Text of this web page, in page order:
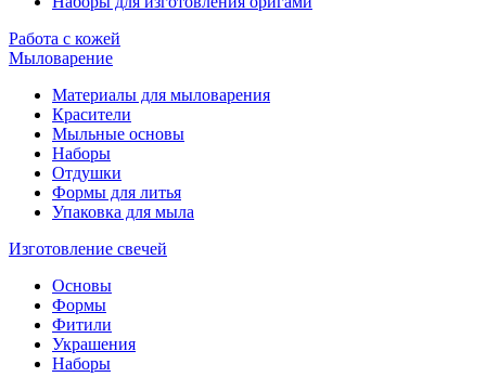
Работа с кожей
Мыловарение
Материалы для мыловарения
Красители
Мыльные основы
Наборы
Отдушки
Формы для литья
Упаковка для мыла
Изготовление свечей
Основы
Формы
Фитили
Украшения
Наборы